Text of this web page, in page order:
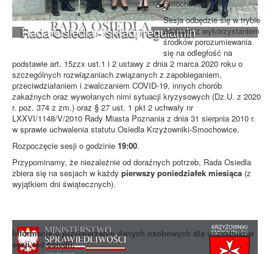
Rada Osiedla - skład, regulamin
Smochowice.
Sesja odbędzie się w trybie
zdalnym z wykorzystaniem
środków porozumiewania
się na odległość na
podstawie art. 15zzx ust.1 i 2 ustawy z dnia 2 marca 2020 roku o
szczególnych rozwiązaniach związanych z zapobieganiem,
przeciwdziałaniem i zwalczaniem COVID-19, innych chorób
zakaźnych oraz wywołanych nimi sytuacji kryzysowych (Dz.U. z 2020
r. poz. 374 z zm.) oraz § 27 ust. 1 pkt 2 uchwały nr
LXXVI/1148/V/2010 Rady Miasta Poznania z dnia 31 sierpnia 2010 r.
w sprawie uchwalenia statutu Osiedla Krzyżowniki-Smochowice.
Rozpoczęcie sesji o godzinie 19:00.
Przypominamy, że niezależnie od doraźnych potrzeb, Rada Osiedla
zbiera się na sesjach w każdy pierwszy poniedziałek miesiąca (z
wyjątkiem dni świątecznych).
Informacje o przetwarzaniu danych osobowych dla uczestników
sesji rad osiedli.